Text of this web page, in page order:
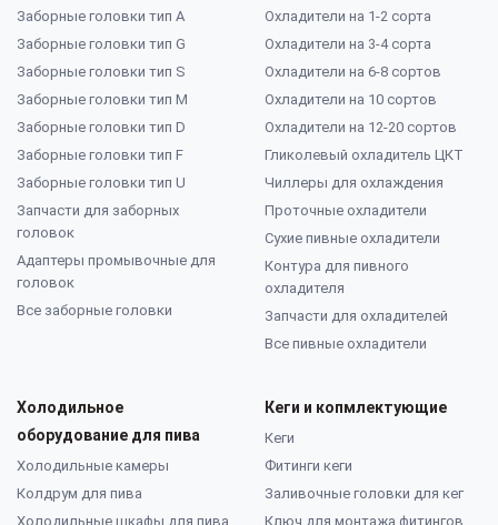
Заборные головки тип А
Заборные головки тип G
Заборные головки тип S
Заборные головки тип M
Заборные головки тип D
Заборные головки тип F
Заборные головки тип U
Запчасти для заборных
головок
Адаптеры промывочные для
головок
Все заборные головки
Охладители на 1-2 сорта
Охладители на 3-4 сорта
Охладители на 6-8 сортов
Охладители на 10 сортов
Охладители на 12-20 сортов
Гликолевый охладитель ЦКТ
Чиллеры для охлаждения
Проточные охладители
Сухие пивные охладители
Контура для пивного
охладителя
Запчасти для охладителей
Все пивные охладители
Холодильное
оборудование для пива
Холодильные камеры
Колдрум для пива
Холодильные шкафы для пива
Кеги и копмлектующие
Кеги
Фитинги кеги
Заливочные головки для кег
Ключ для монтажа фитингов